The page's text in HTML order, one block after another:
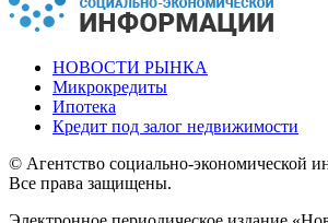
НОВОСТИ РЫНКА
Микрокредиты
Ипотека
Кредит под залог недвижимости
© Агентство социально-экономической
Все права защищены.